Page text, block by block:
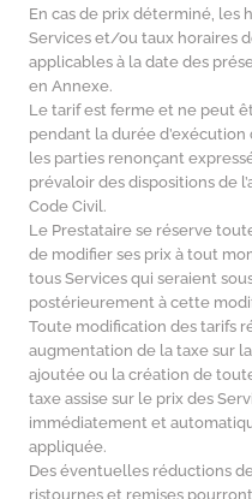
En cas de prix déterminé, les
Services et/ou taux horaires
applicables à la date des
en Annexe.
Le tarif est ferme et ne peut
pendant la durée d’exécution
les parties renonçant
prévaloir des dispositions de
Code Civil.
Le Prestataire se réserve
de modifier ses prix à tout
tous Services qui seraient
postérieurement à cette
Toute modification des tarifs
augmentation de la taxe sur
ajoutée ou la création de
taxe assise sur le prix des
immédiatement et
appliquée.
Des éventuelles réductions
ristournes et remises pourront